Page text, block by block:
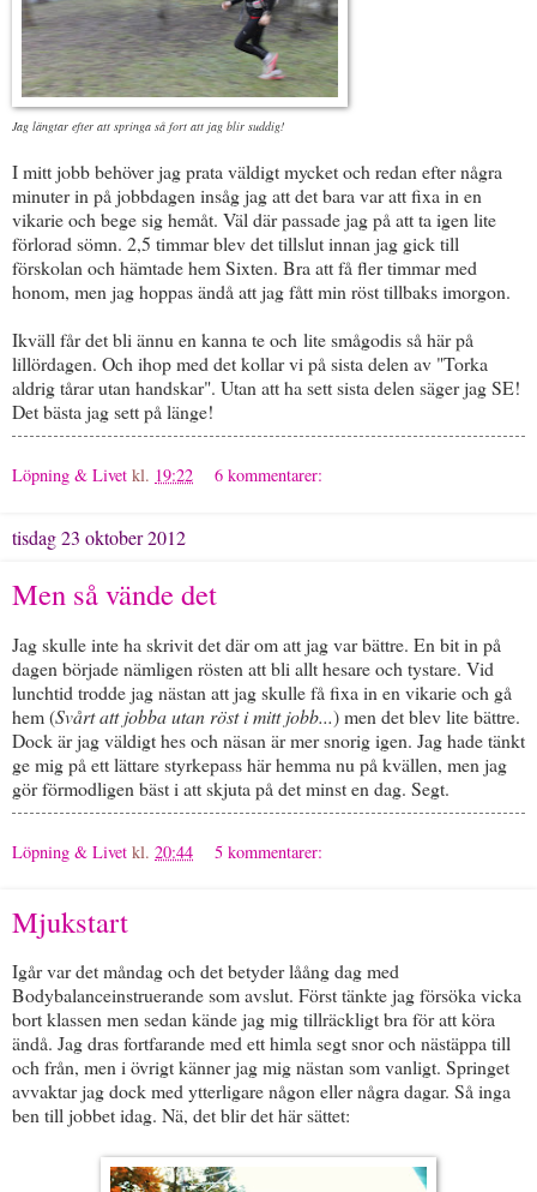
Jag längtar efter att springa så fort att jag blir suddig!
I mitt jobb behöver jag prata väldigt mycket och redan efter några
minuter in på jobbdagen insåg jag att det bara var att fixa in en
vikarie och bege sig hemåt. Väl där passade jag på att ta igen lite
förlorad sömn. 2,5 timmar blev det tillslut innan jag gick till
förskolan och hämtade hem Sixten. Bra att få fler timmar med
honom, men jag hoppas ändå att jag fått min röst tillbaks imorgon.
Ikväll får det bli ännu en kanna te och lite smågodis så här på
lillördagen. Och ihop med det kollar vi på sista delen av "Torka
aldrig tårar utan handskar". Utan att ha sett sista delen säger jag SE!
Det bästa jag sett på länge!
Löpning & Livet kl. 19:22 6 kommentarer:
tisdag 23 oktober 2012
Men så vände det
Jag skulle inte ha skrivit det där om att jag var bättre. En bit in på
dagen började nämligen rösten att bli allt hesare och tystare. Vid
lunchtid trodde jag nästan att jag skulle få fixa in en vikarie och gå
hem (Svårt att jobba utan röst i mitt jobb...) men det blev lite bättre.
Dock är jag väldigt hes och näsan är mer snorig igen. Jag hade tänkt
ge mig på ett lättare styrkepass här hemma nu på kvällen, men jag
gör förmodligen bäst i att skjuta på det minst en dag. Segt.
Löpning & Livet kl. 20:44 5 kommentarer:
Mjukstart
Igår var det måndag och det betyder låång dag med
Bodybalanceinstruerande som avslut. Först tänkte jag försöka vicka
bort klassen men sedan kände jag mig tillräckligt bra för att köra
ändå. Jag dras fortfarande med ett himla segt snor och nästäppa till
och från, men i övrigt känner jag mig nästan som vanligt. Springet
avvaktar jag dock med ytterligare någon eller några dagar. Så inga
ben till jobbet idag. Nä, det blir det här sättet: